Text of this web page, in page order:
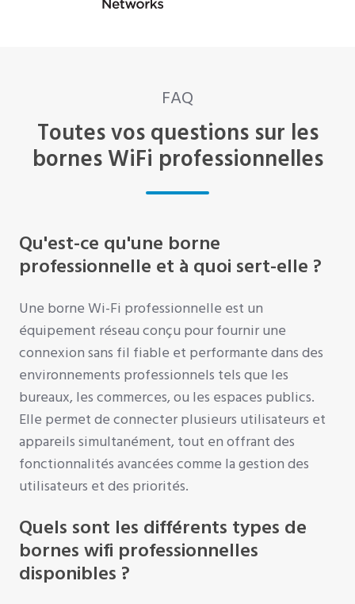
FAQ
Toutes vos questions sur les
bornes WiFi professionnelles
Qu'est-ce qu'une borne
professionnelle et à quoi sert-elle ?
Une borne Wi-Fi professionnelle est un
équipement réseau conçu pour fournir une
connexion sans fil fiable et performante dans des
environnements professionnels tels que les
bureaux, les commerces, ou les espaces publics.
Elle permet de connecter plusieurs utilisateurs et
appareils simultanément, tout en offrant des
fonctionnalités avancées comme la gestion des
utilisateurs et des priorités.
Quels sont les différents types de
bornes wifi professionnelles
disponibles ?